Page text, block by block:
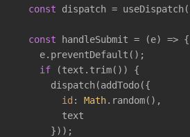
const dispatch =
const handleSubmit = (e) => {
    e.preventDefault();
if (text.trim()) {
      dispatch(addTodo({
id : Math.random(),
        text
      }));